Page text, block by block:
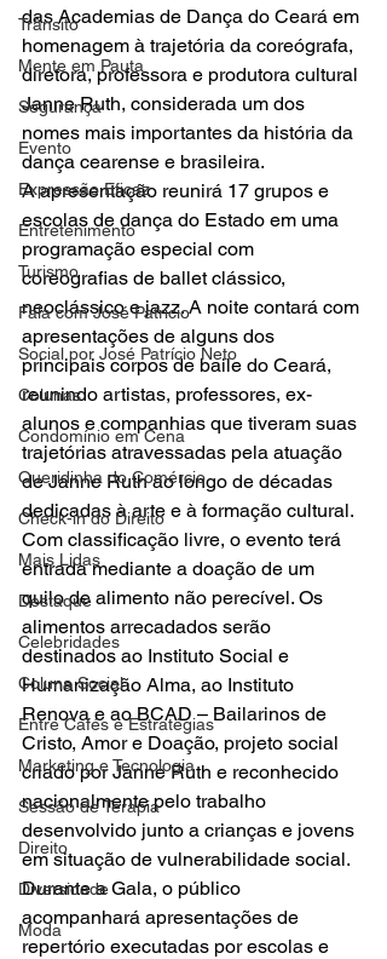
Trânsito
Mente em Pauta
Segurança
Evento
Expressão Eficaz
Entretenimento
Turismo
Fala com José Patrício
Social por José Patrício Neto
Colunas
Condomínio em Cena
Queridinha do Comércio
Check-in do Direito
Mais Lidas
Destaque
Celebridades
Coluna Social
Entre Cafés e Estratégias
Marketing e Tecnologia
Sessão de Terapia
Direito
Diversidade
Moda
das Academias de Dança do Ceará em
homenagem à trajetória da coreógrafa,
diretora, professora e produtora cultural
Janne Ruth, considerada um dos
nomes mais importantes da história da
dança cearense e brasileira.
A apresentação reunirá 17 grupos e
escolas de dança do Estado em uma
programação especial com
coreografias de ballet clássico,
neoclássico e jazz. A noite contará com
apresentações de alguns dos
principais corpos de baile do Ceará,
reunindo artistas, professores, ex-
alunos e companhias que tiveram suas
trajetórias atravessadas pela atuação
de Janne Ruth ao longo de décadas
dedicadas à arte e à formação cultural.
Com classificação livre, o evento terá
entrada mediante a doação de um
quilo de alimento não perecível. Os
alimentos arrecadados serão
destinados ao Instituto Social e
Humanização Alma, ao Instituto
Renova e ao BCAD – Bailarinos de
Cristo, Amor e Doação, projeto social
criado por Janne Ruth e reconhecido
nacionalmente pelo trabalho
desenvolvido junto a crianças e jovens
em situação de vulnerabilidade social.
Durante a Gala, o público
acompanhará apresentações de
repertório executadas por escolas e